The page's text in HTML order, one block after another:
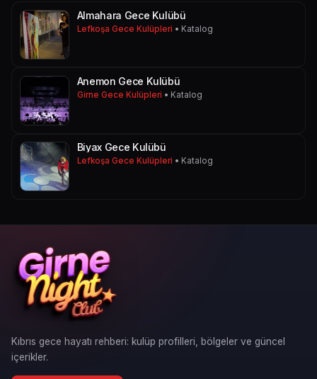
Almahara Gece Kulübü
Lefkoşa Gece Kulüpleri • Katalog
Anemon Gece Kulübü
Girne Gece Kulüpleri • Katalog
Biyax Gece Kulübü
Lefkoşa Gece Kulüpleri • Katalog
Kıbrıs gece hayatı rehberi: kulüp profilleri, bölgeler ve güncel
içerikler.